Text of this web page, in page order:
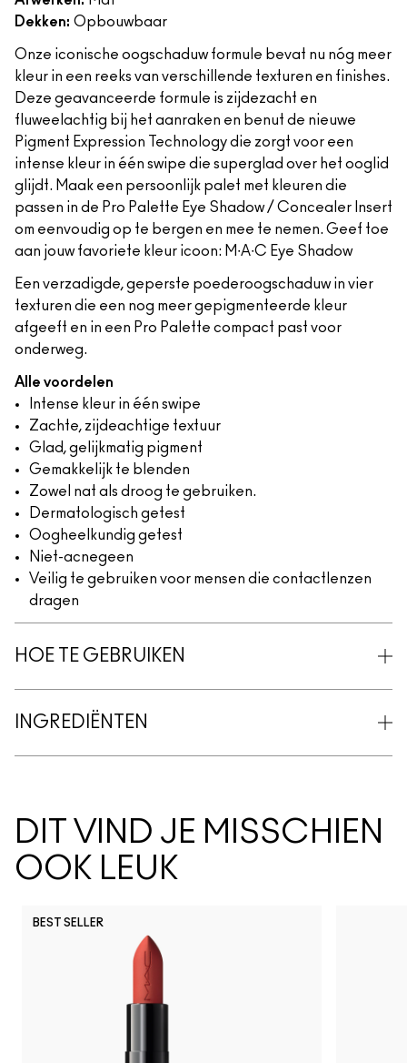
Dekken: Opbouwbaar
Onze iconische oogschaduw formule bevat nu nóg meer
kleur in een reeks van verschillende texturen en finishes.
Deze geavanceerde formule is zijdezacht en
fluweelachtig bij het aanraken en benut de nieuwe
Pigment Expression Technology die zorgt voor een
intense kleur in één swipe die superglad over het ooglid
glijdt. Maak een persoonlijk palet met kleuren die
passen in de Pro Palette Eye Shadow / Concealer Insert
om eenvoudig op te bergen en mee te nemen. Geef toe
aan jouw favoriete kleur icoon: M∙A∙C Eye Shadow
Een verzadigde, geperste poederoogschaduw in vier
texturen die een nog meer gepigmenteerde kleur
afgeeft en in een Pro Palette compact past voor
onderweg.
Alle voordelen
Intense kleur in één swipe
Zachte, zijdeachtige textuur
Glad, gelijkmatig pigment
Gemakkelijk te blenden
Zowel nat als droog te gebruiken.
Dermatologisch getest
Oogheelkundig getest
Niet-acnegeen
Veilig te gebruiken voor mensen die contactlenzen
dragen
HOE TE GEBRUIKEN
INGREDIËNTEN
DIT VIND JE MISSCHIEN
OOK LEUK
BEST SELLER